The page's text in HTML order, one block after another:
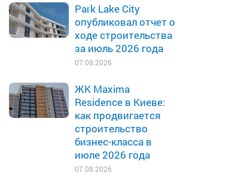
Park Lake City
опубликовал отчет о
ходе строительства
за июль 2026 года
07.08.2026
ЖК Maxima
Residence в Киеве:
как продвигается
строительство
бизнес-класса в
июле 2026 года
07.08.2026